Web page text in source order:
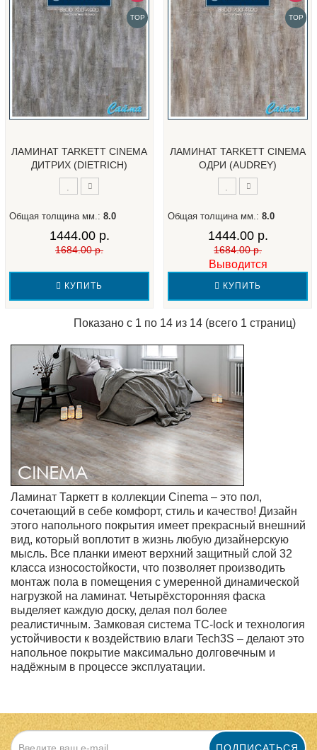
TOP
ЛАМИНАТ TARKETT CINEMA
ДИТРИХ (DIETRICH)
Общая толщина мм.: 8.0
1444.00 р.
1684.00 р.
КУПИТЬ
TOP
ЛАМИНАТ TARKETT CINEMA
ОДРИ (AUDREY)
Общая толщина мм.: 8.0
1444.00 р.
1684.00 р.
Выводится
КУПИТЬ
Показано с 1 по 14 из 14 (всего 1 страниц)
Ламинат Таркетт в коллекции Cinema – это пол,
сочетающий в себе комфорт, стиль и качество! Дизайн
этого напольного покрытия имеет прекрасный внешний
вид, который воплотит в жизнь любую дизайнерскую
мысль. Все планки имеют верхний защитный слой 32
класса износостойкости, что позволяет производить
монтаж пола в помещения с умеренной динамической
нагрузкой на ламинат. Четырёхсторонняя фаска
выделяет каждую доску, делая пол более
реалистичным. Замковая система TC-lock и технология
устойчивости к воздействию влаги Tech3S – делают это
напольное покрытие максимально долговечным и
надёжным в процессе эксплуатации.